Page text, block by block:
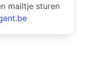
mailtje sturen